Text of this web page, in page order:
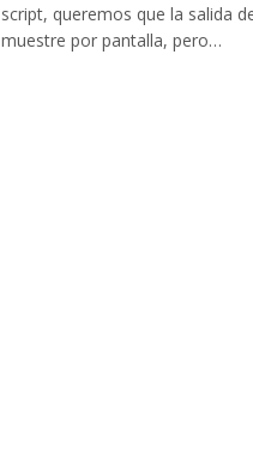
script, queremos que la salida
muestre por pantalla, pero…